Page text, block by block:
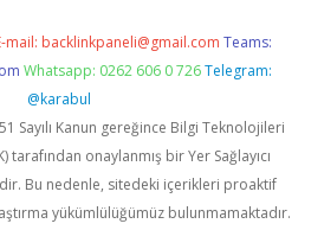
mail: backlinkpaneli@gmail.com Teams:
Whatsapp: 0262 606 0 726 Telegram:
@karabul
Sayılı Kanun gereğince Bilgi Teknolojileri
tarafından onaylanmış bir Yer Sağlayıcı
Bu nedenle, sitedeki içerikleri proaktif
yükümlülüğümüz bulunmamaktadır.